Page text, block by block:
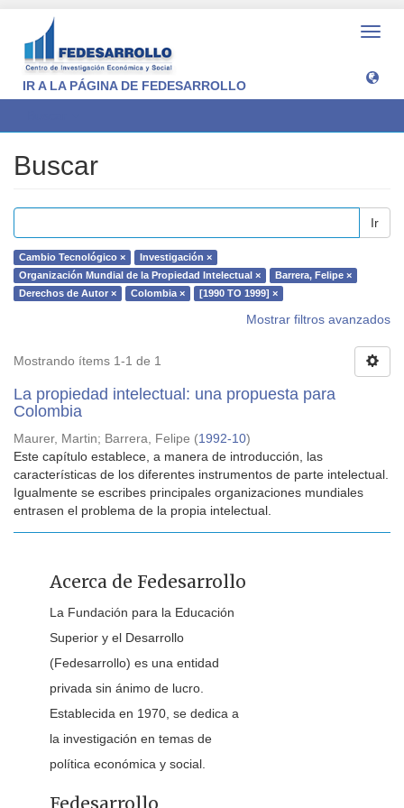
IR A LA PÁGINA DE FEDESARROLLO
Buscar
Ir
Cambio Tecnológico ×
Investigación ×
Organización Mundial de la Propiedad Intelectual ×
Barrera, Felipe ×
Derechos de Autor ×
Colombia × [1990 TO 1999] ×
Mostrar filtros avanzados
Mostrando ítems 1-1 de 1
La propiedad intelectual: una propuesta para
Colombia
Maurer, Martin; Barrera, Felipe (1992-10)
Este capítulo establece, a manera de introducción, las
características de los diferentes instrumentos de parte intelectual.
Igualmente se escribes principales organizaciones mundiales
entrasen el problema de la propia intelectual.
Acerca de Fedesarrollo
La Fundación para la Educación
Superior y el Desarrollo
(Fedesarrollo) es una entidad
privada sin ánimo de lucro.
Establecida en 1970, se dedica a
la investigación en temas de
política económica y social.
Fedesarrollo